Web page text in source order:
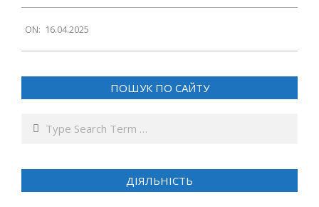
04-
16
ON: 16.04.2025
ПОШУК ПО САЙТУ
Search
ДІЯЛЬНІСТЬ